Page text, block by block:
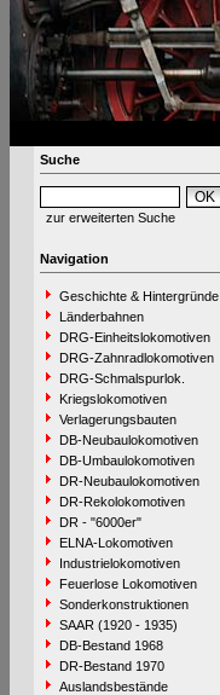
Suche
zur erweiterten Suche
Navigation
Geschichte & Hintergründe
Länderbahnen
DRG-Einheitslokomotiven
DRG-Zahnradlokomotiven
DRG-Schmalspurlok.
Kriegslokomotiven
Verlagerungsbauten
DB-Neubaulokomotiven
DB-Umbaulokomotiven
DR-Neubaulokomotiven
DR-Rekolokomotiven
DR - "6000er"
ELNA-Lokomotiven
Industrielokomotiven
Feuerlose Lokomotiven
Sonderkonstruktionen
SAAR (1920 - 1935)
DB-Bestand 1968
DR-Bestand 1970
Auslandsbestände